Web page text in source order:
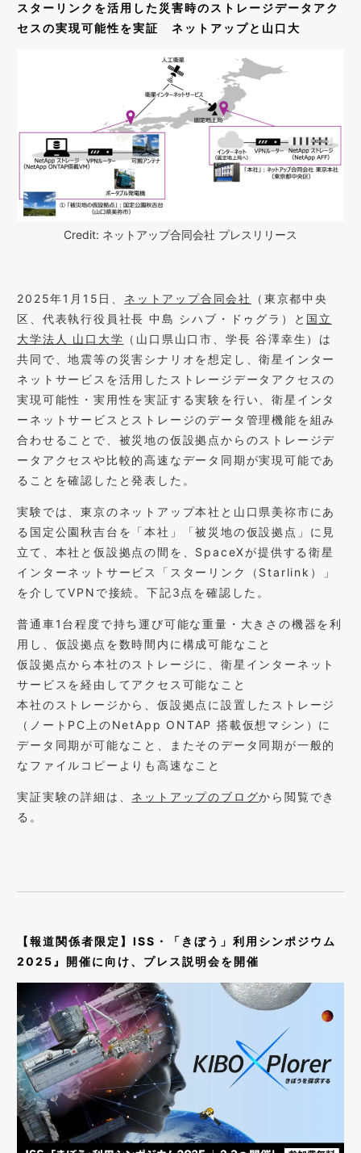
スターリンクを活用した災害時のストレージデータアク
セスの実現可能性を実証 ネットアップと山口大
Credit: ネットアップ合同会社 プレスリリース
2025年1月15日、 ネットアップ合同会社
（東京都中央
区、代表執行役員社長 中島 シハブ・ドゥグラ）と 国立
大学法人 山口大学 （山口県山口市、学長 谷澤幸生）は
共同で、地震等の災害シナリオを想定し、衛星インター
ネットサービスを活用したストレージデータアクセスの
実現可能性・実用性を実証する実験を行い、衛星インタ
ーネットサービスとストレージのデータ管理機能を組み
合わせることで、被災地の仮設拠点からのストレージデ
ータアクセスや比較的高速なデータ同期が実現可能であ
ることを確認したと発表した。
実験では、東京のネットアップ本社と山口県美祢市にあ
る国定公園秋吉台を「本社」「被災地の仮設拠点」に見
立て、本社と仮設拠点の間を、SpaceXが提供する衛星
インターネットサービス「スターリンク（Starlink）」
を介してVPNで接続。下記3点を確認した。
普通車1台程度で持ち運び可能な重量・大きさの機器を利
用し、仮設拠点を数時間内に構成可能なこと
仮設拠点から本社のストレージに、衛星インターネット
サービスを経由してアクセス可能なこと
本社のストレージから、仮設拠点に設置したストレージ
（ノートPC上のNetApp ONTAP 搭載仮想マシン）に
データ同期が可能なこと、またそのデータ同期が一般的
なファイルコピーよりも高速なこと
実証実験の詳細は、 ネットアップのブログから閲覧でき
る。
【報道関係者限定】ISS・「きぼう」利用シンポジウム
2025』開催に向け、プレス説明会を開催